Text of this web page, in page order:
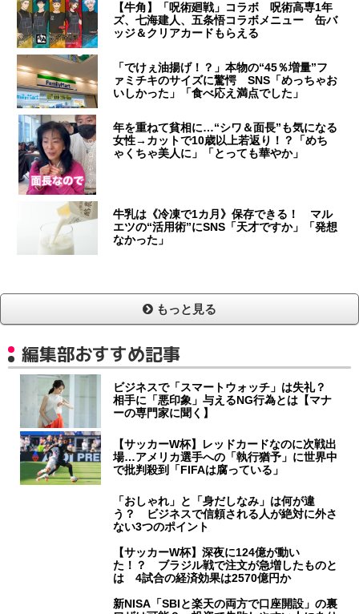
【牛角】「呪術廻戦」コラボ 呪術高専1年
ズ、七海建人、五条悟コラボメニュー 缶バ
ッジ＆クリアカードもらえる
「でけぇ油揚げ！？」本物の“45％増量”フ
ァミチキのサイズに驚愕 SNS「めっちゃお
いしかった」「食べ応え満点でした」
年を重ねて貧相に…“シワ＆面長”も気になる
女性→カットで10歳以上若返り！？「めち
ゃくちゃ美人に」「とっても華やか」
牛乳は《冷凍で1カ月》保存できる！ マル
エツの“活用術”にSNS「天才ですか」「発想
なかった」
もっと見る
編集部おすすめ記事
ビジネスで「スマートウォッチ」は失礼？
相手に「悪印象」与えるNG行為とは【マナ
ーの専門家に聞く】
【サッカーW杯】レッドカードなのに次戦出
場…アメリカ選手への「執行猶予」に世界中
で批判殺到「FIFAは腐っている」
「おしゃれ」と「身だしなみ」は何が違
う？ ビジネスで信頼される人が絶対に外さ
ない3つのポイント
【サッカーW杯】深夜に124億が動い
た！？ ブラジル戦で注文が急増したものと
は 4試合の経済効果は2570億円か
新NISA「SBIと楽天の両方で口座開設」の裏